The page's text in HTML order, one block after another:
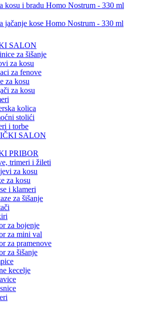
kosu i bradu Homo Nostrum - 330 ml
jačanje kose Homo Nostrum - 330 ml
SALON
za šišanje
za kosu
za fenove
za kosu
za kosu
kolica
stolići
i torbe
SALON
PRIBOR
trimeri i žileti
za kosu
za kosu
i klameri
za šišanje
za bojenje
za mini val
za pramenove
za šišanje
kecelje